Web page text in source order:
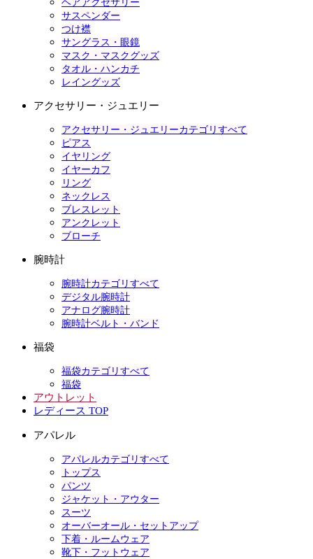
ヘアアクセサリー
サスペンダー
つけ襟
サングラス・眼鏡
マスク・マスクグッズ
タオル・ハンカチ
レイングッズ
アクセサリー・ジュエリー
アクセサリー・ジュエリーカテゴリすべて
ピアス
イヤリング
イヤーカフ
リング
ネックレス
ブレスレット
アンクレット
ブローチ
腕時計
腕時計カテゴリすべて
デジタル腕時計
アナログ腕時計
腕時計ベルト・バンド
福袋
福袋カテゴリすべて
福袋
アウトレット
レディース TOP
アパレル
アパレルカテゴリすべて
トップス
パンツ
ジャケット・アウター
スーツ
オーバーオール・セットアップ
下着・ルームウェア
靴下・フットウェア